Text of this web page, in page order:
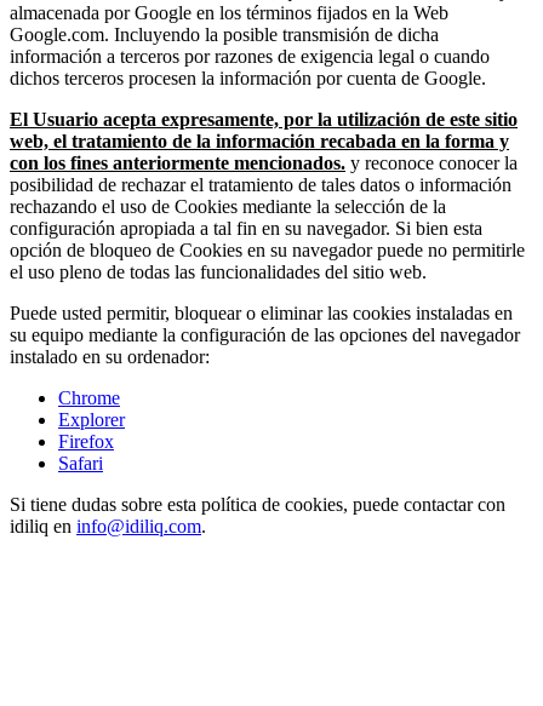
almacenada por Google en los términos fijados en la Web
Google.com. Incluyendo la posible transmisión de dicha
información a terceros por razones de exigencia legal o cuando
dichos terceros procesen la información por cuenta de Google.
El Usuario acepta expresamente, por la utilización de este sitio
web, el tratamiento de la información recabada en la forma y
con los fines anteriormente mencionados. y reconoce conocer la
posibilidad de rechazar el tratamiento de tales datos o información
rechazando el uso de Cookies mediante la selección de la
configuración apropiada a tal fin en su navegador. Si bien esta
opción de bloqueo de Cookies en su navegador puede no permitirle
el uso pleno de todas las funcionalidades del sitio web.
Puede usted permitir, bloquear o eliminar las cookies instaladas en
su equipo mediante la configuración de las opciones del navegador
instalado en su ordenador:
Chrome
Explorer
Firefox
Safari
Si tiene dudas sobre esta política de cookies, puede contactar con
idiliq en info@idiliq.com.